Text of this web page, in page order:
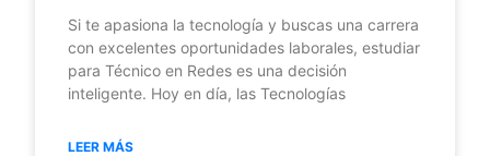
Si te apasiona la tecnología y buscas una carrera
con excelentes oportunidades laborales, estudiar
para Técnico en Redes es una decisión
inteligente. Hoy en día, las Tecnologías
LEER MÁS